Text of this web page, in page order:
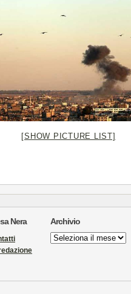
[SHOW PICTURE LIST]
Nera Archivio
Archivio